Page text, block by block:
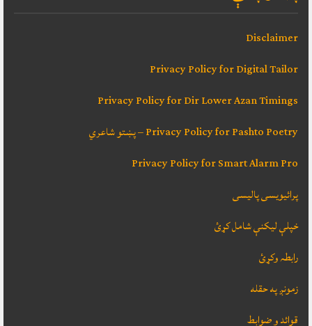
Disclaimer
Privacy Policy for Digital Tailor
Privacy Policy for Dir Lower Azan Timings
Privacy Policy for Pashto Poetry – پښتو شاعري
Privacy Policy for Smart Alarm Pro
پرائیویسی پالیسی
خپلې ليکنې شامل کړئ
رابطہ وکړئ
زمونږ په حقله
قوائد و ضوابط